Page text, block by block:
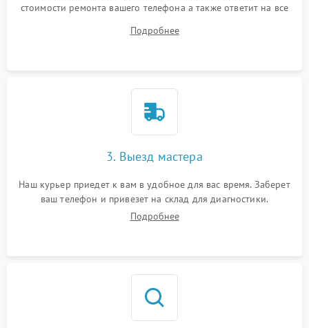
стоимости ремонта вашего телефона а также ответит на все
Подробнее
3. Выезд мастера
Наш курьер приедет к вам в удобное для вас время. Заберет
ваш телефон и привезет на склад для диагностики.
Подробнее